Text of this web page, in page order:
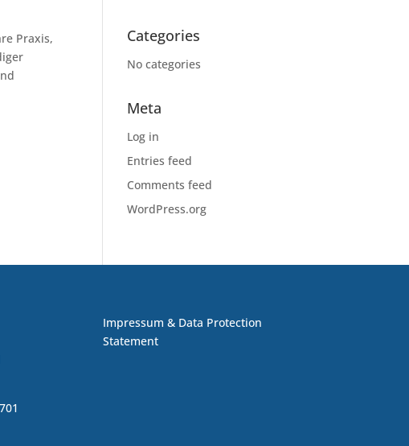
Praxis,
Categories
No categories
Meta
Log in
Entries feed
Comments feed
WordPress.org
Impressum & Data Protection
Statement